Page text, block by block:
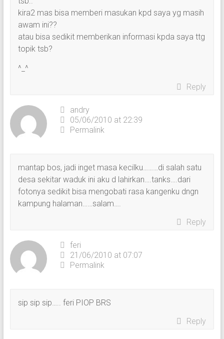
kira2 mas bisa memberi masukan kpd saya yg masih
awam ini??
atau bisa sedikit memberikan informasi kpda saya ttg
topik tsb?
^_^
Reply
andry
05/06/2010 at 22:39
Permalink
mantap bos, jadi inget masa kecilku………di salah satu
desa sekitar waduk ini aku d lahirkan….tanks….dari
fotonya sedikit bisa mengobati rasa kangenku dngn
kampung halaman……salam….
Reply
feri
21/06/2010 at 07:07
Permalink
sip sip sip….. feri PIOP BRS
Reply